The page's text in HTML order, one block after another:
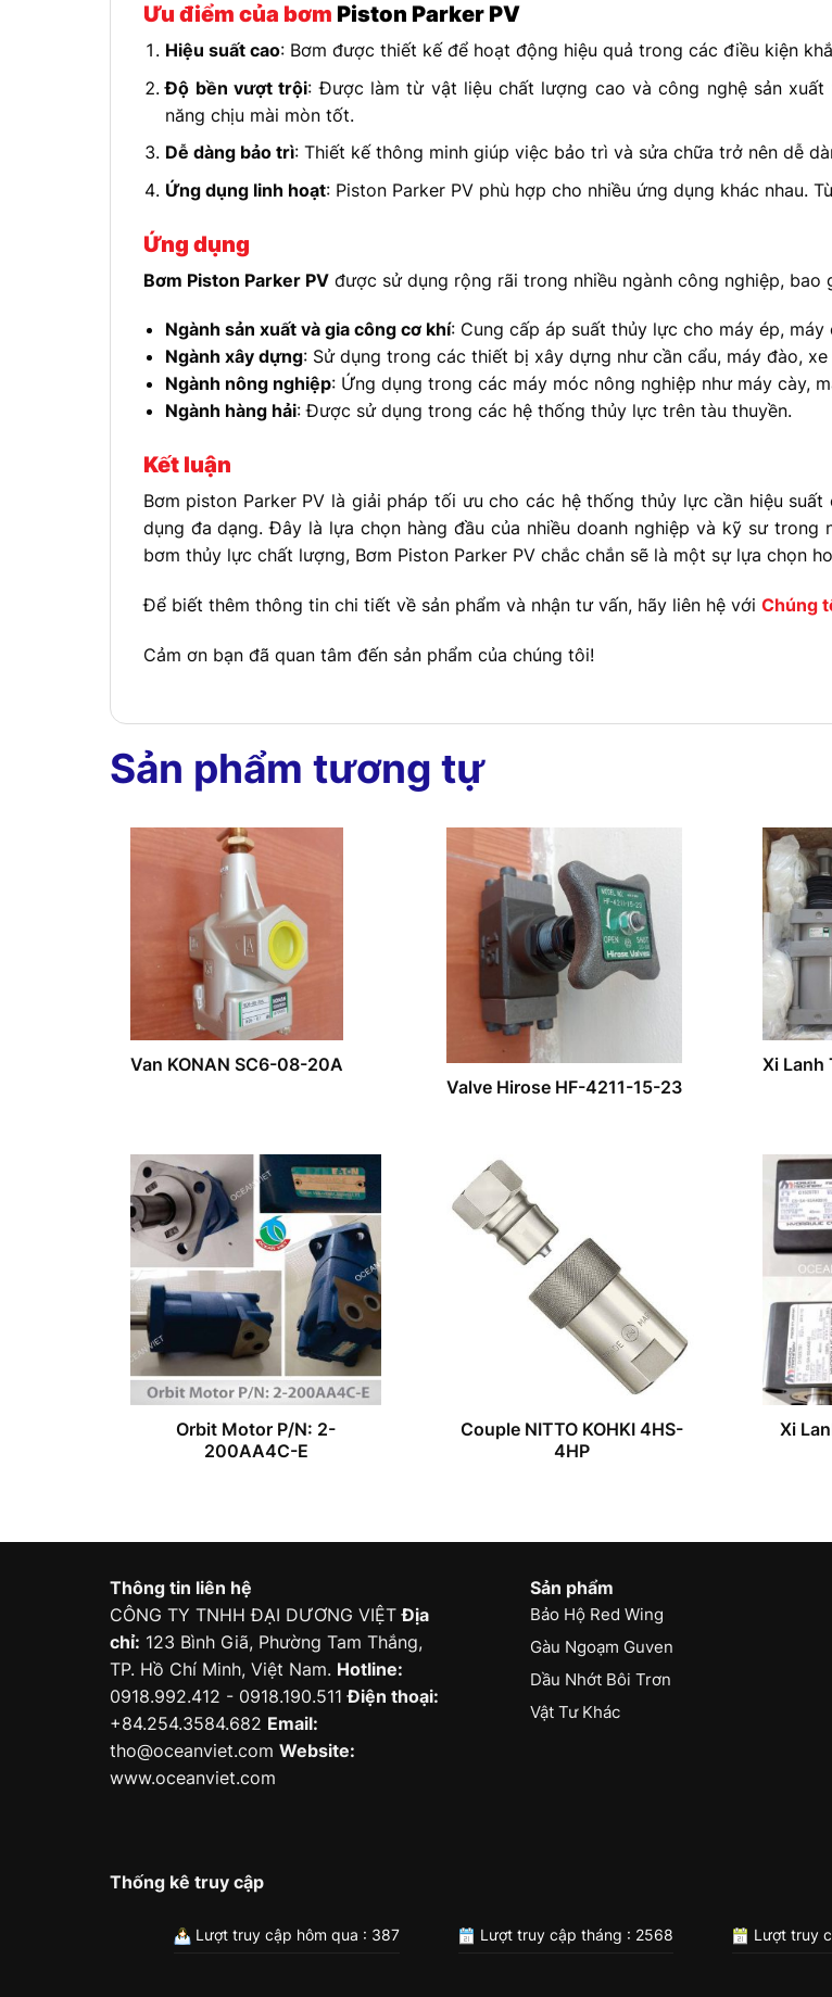
Ưu điểm của bơm Piston Parker PV
Hiệu suất cao: Bơm được thiết kế để hoạt động hiệu quả trong các điều kiện
Độ bền vượt trội: Được làm từ vật liệu chất lượng cao và công nghệ sản
năng chịu mài mòn tốt.
Dễ dàng bảo trì: Thiết kế thông minh giúp việc bảo trì và sửa chữa trở nên dễ
Ứng dụng linh hoạt: Piston Parker PV phù hợp cho nhiều ứng dụng khác nhau.
Ứng dụng
Bơm Piston Parker PVđược sử dụng rộng rãi trong nhiều ngành công nghiệp, bao
Ngành sản xuất và gia công cơ khí: Cung cấp áp suất thủy lực cho máy ép, máy
Ngành xây dựng: Sử dụng trong các thiết bị xây dựng như cần cẩu, máy đào, xe
Ngành nông nghiệp: Ứng dụng trong các máy móc nông nghiệp như máy cày,
Ngành hàng hải: Được sử dụng trong các hệ thống thủy lực trên tàu thuyền.
Kết luận
Bơm piston Parker PV là giải pháp tối ưu cho các hệ thống thủy lực cần hiệu
dụng đa dạng. Đây là lựa chọn hàng đầu của nhiều doanh nghiệp và kỹ sư trong
bơm thủy lực chất lượng, Bơm Piston Parker PV chắc chắn sẽ là một sự lựa chọn
Để biết thêm thông tin chi tiết về sản phẩm và nhận tư vấn, hãy liên hệ với Chúng
Cảm ơn bạn đã quan tâm đến sản phẩm của chúng tôi!
Sản phẩm tương tự
Van KONAN SC6-08-20A
Valve Hirose HF-4211-15-23
Xi Lanh
Orbit Motor P/N: 2-
200AA4C-E
Couple NITTO KOHKI 4HS-
4HP
Xi
Thông tin liên hệ
CÔNG TY TNHH ĐẠI DƯƠNG VIỆTĐịa
chỉ: 123 Bình Giã, Phường Tam Thắng,
TP. Hồ Chí Minh, Việt Nam. Hotline:
0918.992.412 - 0918.190.511Điện thoại:
+84.254.3584.682 Email:
tho@oceanviet.com Website:
www.oceanviet.com
Sản phẩm
Bảo Hộ Red Wing
Gàu Ngoạm Guven
Dầu Nhớt Bôi Trơn
Vật Tư Khác
Thống kê truy cập
Lượt truy cập hôm qua : 387 Lượt truy cập tháng : 2568 Lượt truy